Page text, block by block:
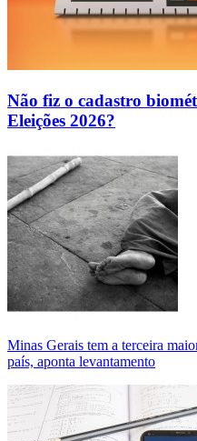
Não fiz o cadastro
Eleições 2026?
Minas Gerais tem a terceira
país, aponta levantamento